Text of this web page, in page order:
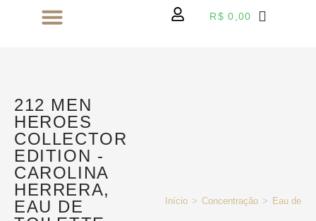
R$ 0,00
212 MEN
HEROES
COLLECTOR
EDITION -
CAROLINA
HERRERA,
EAU DE
Início > Concentração > Eau de